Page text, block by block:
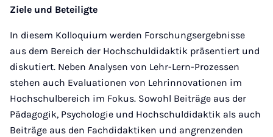
Ziele und Beteiligte
In diesem Kolloquium werden Forschungsergebnisse
aus dem Bereich der Hochschuldidaktik präsentiert und
diskutiert. Neben Analysen von Lehr-Lern-Prozessen
stehen auch Evaluationen von Lehrinnovationen im
Hochschulbereich im Fokus. Sowohl Beiträge aus der
Pädagogik, Psychologie und Hochschuldidaktik als auch
Beiträge aus den Fachdidaktiken und angrenzenden